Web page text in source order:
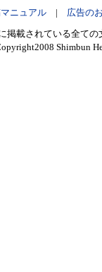
ニュアル| 広告の
掲載されている全て
Shimbun